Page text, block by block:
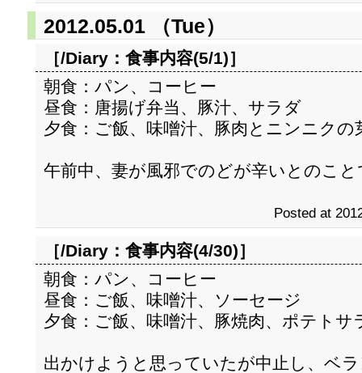
2012.05.01 （Tue）
［/Diary： 食事内容(5/1)］
朝食：パン、コーヒー
昼食：唐揚げ弁当、豚汁、サラダ
夕食：ご飯、味噌汁、豚肉とニンニク
午前中、妻が風邪でのどが辛いとのこ
Posted at
［/Diary： 食事内容(4/30)］
朝食：パン、コーヒー
昼食：ご飯、味噌汁、ソーセージ
夕食：ご飯、味噌汁、豚焼肉、ポテトサ
出かけようと思っていたが中止し、ベ